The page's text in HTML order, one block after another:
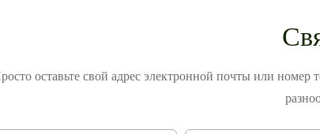
оставьте свой адрес электронной почты или